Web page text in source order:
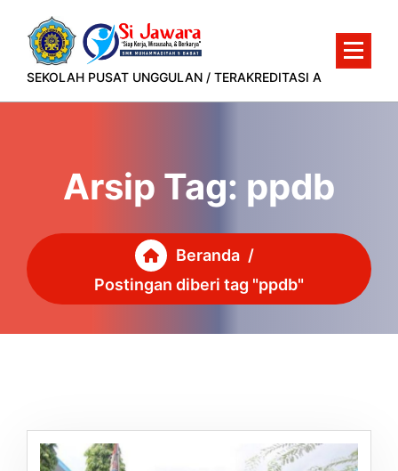
konten
SEKOLAH PUSAT UNGGULAN / TERAKREDITASI A
Arsip Tag: ppdb
Beranda /
Postingan diberi tag "ppdb"